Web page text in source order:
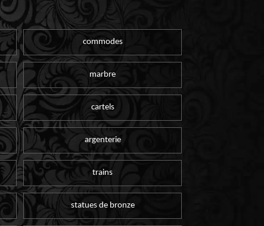
commodes
marbre
cartels
argenterie
trains
statues de bronze